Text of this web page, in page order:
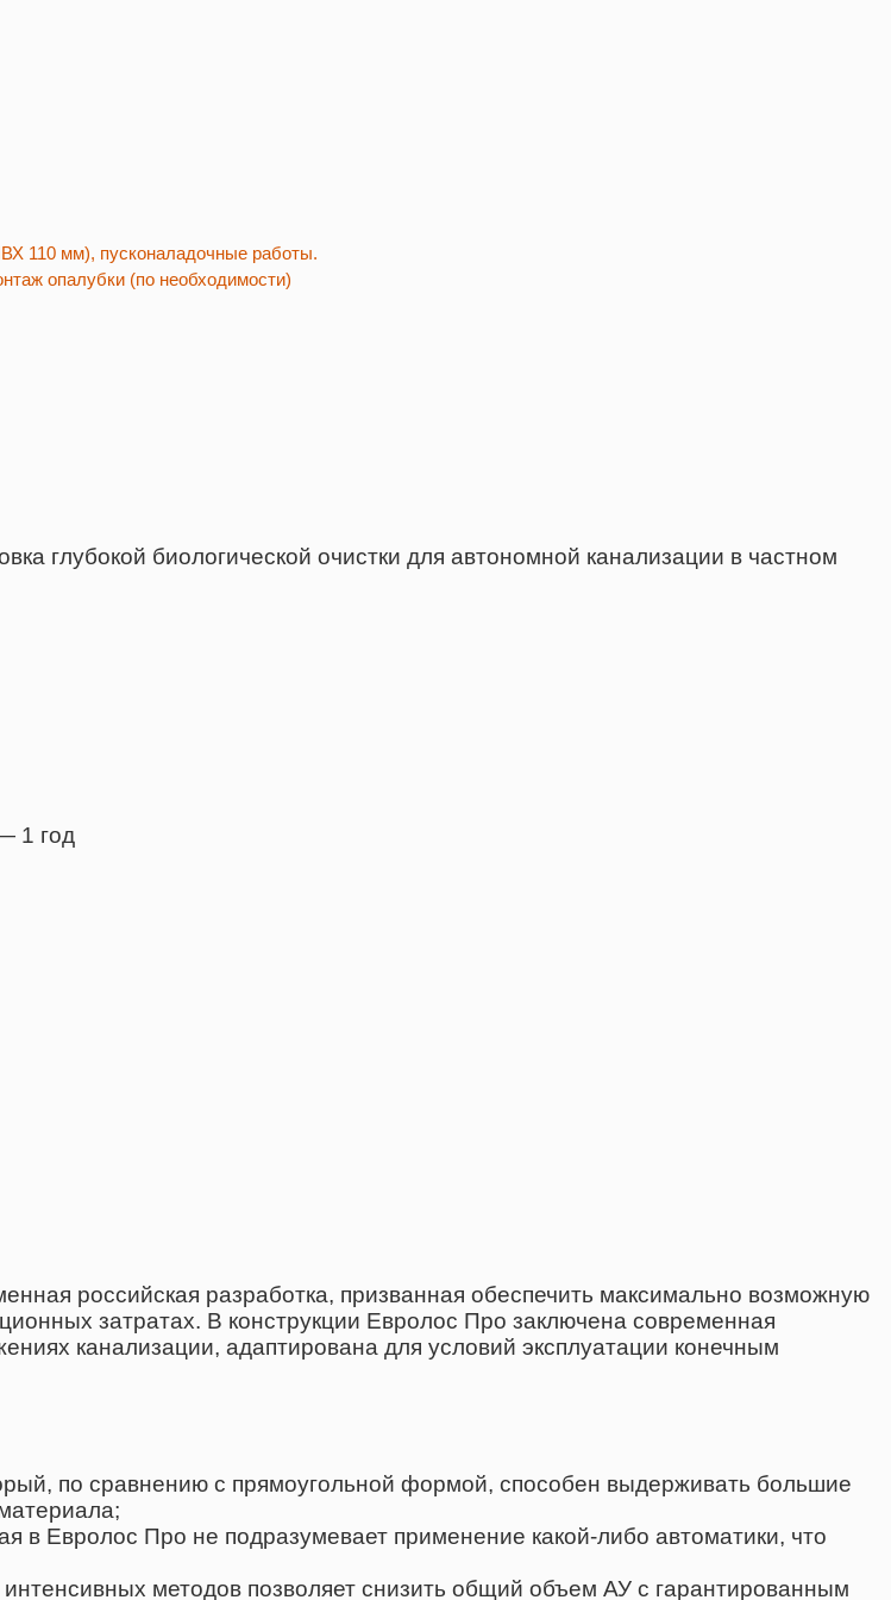
110 мм), пусконаладочные работы.
опалубки (по необходимости)
глубокой биологической очистки для автономной канализации в частном
1 год
российская разработка, призванная обеспечить максимально возможную
затратах. В конструкции Евролос Про заключена современная
канализации, адаптирована для условий эксплуатации конечным
по сравнению с прямоугольной формой, способен выдерживать большие
в Евролос Про не подразумевает применение какой-либо автоматики, что
методов позволяет снизить общий объем АУ с гарантированным